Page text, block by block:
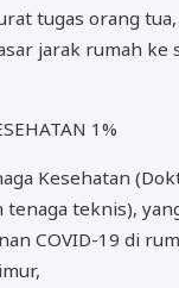
tugas orang tua,
jarak rumah ke
1%
Kesehatan
tenaga teknis),
COVID-19 di